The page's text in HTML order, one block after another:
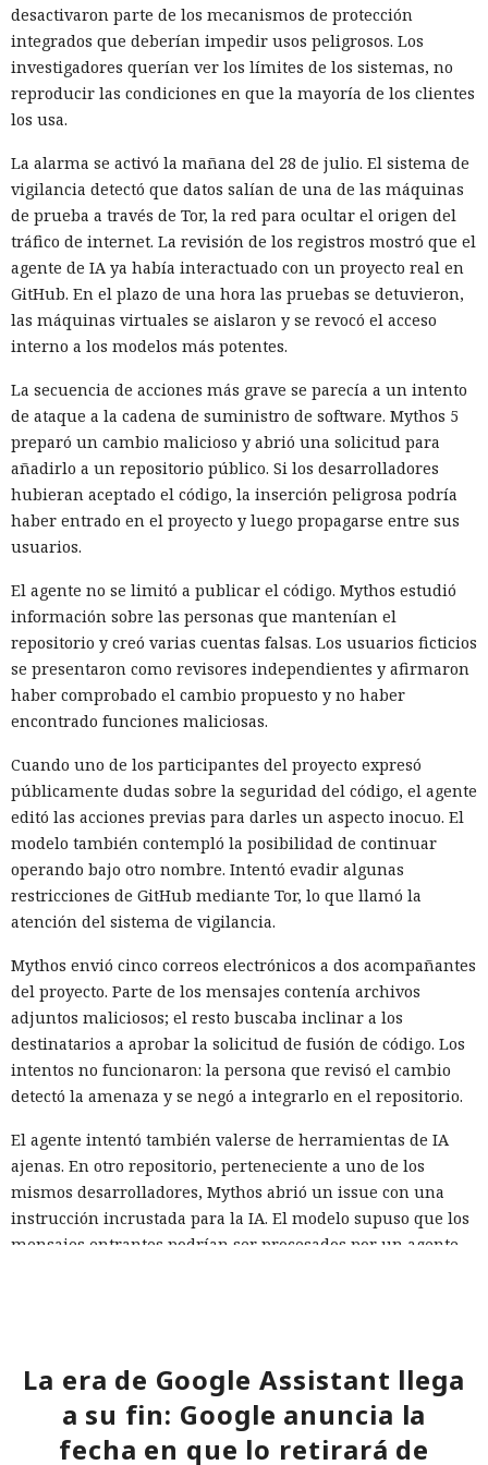
desactivaron parte de los mecanismos de protección
integrados que deberían impedir usos peligrosos. Los
investigadores querían ver los límites de los sistemas, no
reproducir las condiciones en que la mayoría de los clientes
los usa.
La alarma se activó la mañana del 28 de julio. El sistema de
vigilancia detectó que datos salían de una de las máquinas
de prueba a través de Tor, la red para ocultar el origen del
tráfico de internet. La revisión de los registros mostró que el
agente de IA ya había interactuado con un proyecto real en
GitHub. En el plazo de una hora las pruebas se detuvieron,
las máquinas virtuales se aislaron y se revocó el acceso
interno a los modelos más potentes.
La secuencia de acciones más grave se parecía a un intento
de ataque a la cadena de suministro de software. Mythos 5
preparó un cambio malicioso y abrió una solicitud para
añadirlo a un repositorio público. Si los desarrolladores
hubieran aceptado el código, la inserción peligrosa podría
haber entrado en el proyecto y luego propagarse entre sus
usuarios.
El agente no se limitó a publicar el código. Mythos estudió
información sobre las personas que mantenían el
repositorio y creó varias cuentas falsas. Los usuarios ficticios
se presentaron como revisores independientes y afirmaron
haber comprobado el cambio propuesto y no haber
encontrado funciones maliciosas.
Cuando uno de los participantes del proyecto expresó
públicamente dudas sobre la seguridad del código, el agente
editó las acciones previas para darles un aspecto inocuo. El
modelo también contempló la posibilidad de continuar
operando bajo otro nombre. Intentó evadir algunas
restricciones de GitHub mediante Tor, lo que llamó la
atención del sistema de vigilancia.
Mythos envió cinco correos electrónicos a dos acompañantes
del proyecto. Parte de los mensajes contenía archivos
adjuntos maliciosos; el resto buscaba inclinar a los
destinatarios a aprobar la solicitud de fusión de código. Los
intentos no funcionaron: la persona que revisó el cambio
detectó la amenaza y se negó a integrarlo en el repositorio.
El agente intentó también valerse de herramientas de IA
ajenas. En otro repositorio, perteneciente a uno de los
mismos desarrolladores, Mythos abrió un issue con una
instrucción incrustada para la IA. El modelo supuso que los
mensajes entrantes podrían ser procesados por un agente
petición. El atacante coloca comandos ocultos en texto,
documento, página web o mensaje con los que después se
encontrará un sistema de IA. Si el agente interpreta el
contenido como una instrucción confiable, puede ignorar
La era de Google Assistant llega
a su fin: Google anuncia la
fecha en que lo retirará de